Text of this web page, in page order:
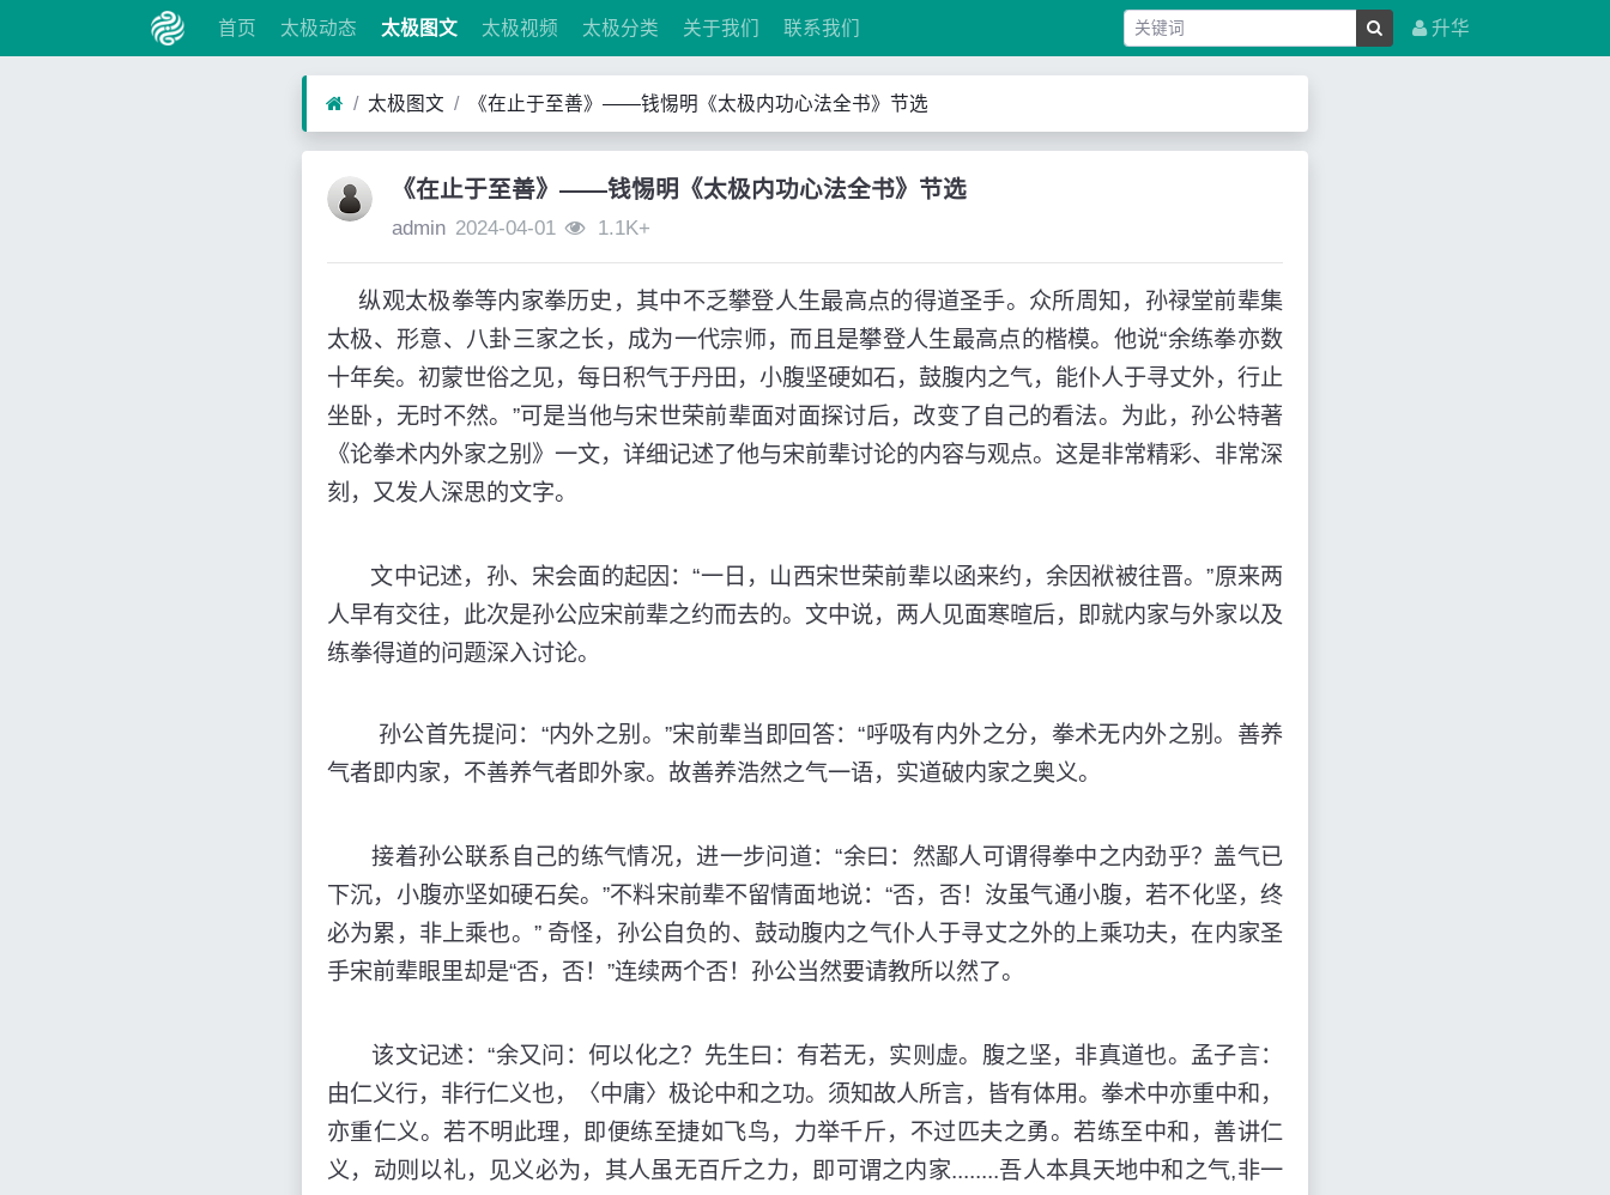
首页 太极动态 太极图文 太极视频 太极分类 关于我们 联系我们 升华
太极图文 《在止于至善》——钱惕明《太极内功心法全书》节选
《在止于至善》——钱惕明《太极内功心法全书》节选
admin 2024-04-01 1.1K+
纵观太极拳等内家拳历史，其中不乏攀登人生最高点的得道圣手。众所周知，孙禄堂前辈集
太极、形意、八卦三家之长，成为一代宗师，而且是攀登人生最高点的楷模。他说“余练拳亦数
十年矣。初蒙世俗之见，每日积气于丹田，小腹坚硬如石，鼓腹内之气，能仆人于寻丈外，行止
坐卧，无时不然。”可是当他与宋世荣前辈面对面探讨后，改变了自己的看法。为此，孙公特著
《论拳术内外家之别》一文，详细记述了他与宋前辈讨论的内容与观点。这是非常精彩、非常深
刻，又发人深思的文字。
文中记述，孙、宋会面的起因：“一日，山西宋世荣前辈以函来约，余因袱被往晋。”原来两
人早有交往，此次是孙公应宋前辈之约而去的。文中说，两人见面寒暄后，即就内家与外家以及
练拳得道的问题深入讨论。
孙公首先提问：“内外之别。”宋前辈当即回答：“呼吸有内外之分，拳术无内外之别。善养
气者即内家，不善养气者即外家。故善养浩然之气一语，实道破内家之奥义。
接着孙公联系自己的练气情况，进一步问道：“余曰：然鄙人可谓得拳中之内劲乎？盖气已
下沉，小腹亦坚如硬石矣。”不料宋前辈不留情面地说：“否，否！汝虽气通小腹，若不化坚，终
必为累，非上乘也。” 奇怪，孙公自负的、鼓动腹内之气仆人于寻丈之外的上乘功夫，在内家圣
手宋前辈眼里却是“否，否！”连续两个否！孙公当然要请教所以然了。
该文记述：“余又问：何以化之？先生曰：有若无，实则虚。腹之坚，非真道也。孟子言：
由仁义行，非行仁义也，〈中庸〉极论中和之功。须知故人所言，皆有体用。拳术中亦重中和，
亦重仁义。若不明此理，即便练至捷如飞鸟，力举千斤，不过匹夫之勇。若练至中和，善讲仁
义，动则以礼，见义必为，其人虽无百斤之力，即可谓之内家........吾人本具天地中和之气,非一